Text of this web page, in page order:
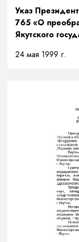
Указ
765 «О
Якутского
ЯГУ»
24 мая 1999 г.